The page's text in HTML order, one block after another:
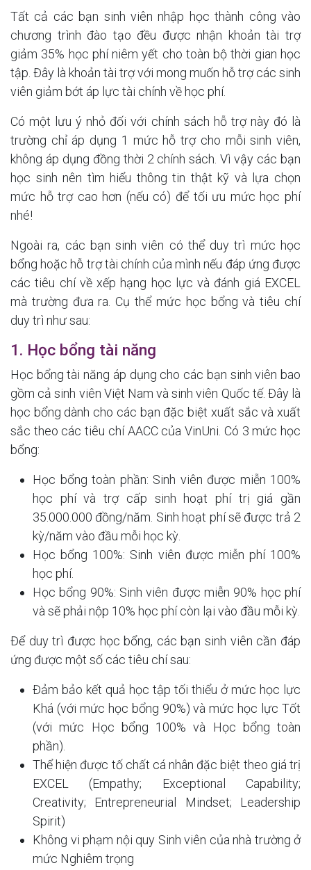
Tất cả các bạn sinh viên nhập học thành công vào
chương trình đào tạo đều được nhận khoản tài trợ
giảm 35% học phí niêm yết cho toàn bộ thời gian học
tập. Đây là khoản tài trợ với mong muốn hỗ trợ các sinh
viên giảm bớt áp lực tài chính về học phí.
Có một lưu ý nhỏ đối với chính sách hỗ trợ này đó là
trường chỉ áp dụng 1 mức hỗ trợ cho mỗi sinh viên,
không áp dụng đồng thời 2 chính sách. Vì vậy các bạn
học sinh nên tìm hiểu thông tin thật kỹ và lựa chọn
mức hỗ trợ cao hơn (nếu có) để tối ưu mức học phí
nhé!
Ngoài ra, các bạn sinh viên có thể duy trì mức học
bổng hoặc hỗ trợ tài chính của mình nếu đáp ứng được
các tiêu chí về xếp hạng học lực và đánh giá EXCEL
mà trường đưa ra. Cụ thể mức học bổng và tiêu chí
duy trì như sau:
1. Học bổng tài năng
Học bổng tài năng áp dụng cho các bạn sinh viên bao
gồm cả sinh viên Việt Nam và sinh viên Quốc tế. Đây là
học bổng dành cho các bạn đặc biệt xuất sắc và xuất
sắc theo các tiêu chí AACC của VinUni. Có 3 mức học
bổng:
Học bổng toàn phần: Sinh viên được miễn 100%
học phí và trợ cấp sinh hoạt phí trị giá gần
35.000.000 đồng/năm. Sinh hoạt phí sẽ được trả 2
kỳ/năm vào đầu mỗi học kỳ.
Học bổng 100%: Sinh viên được miễn phí 100%
học phí.
Học bổng 90%: Sinh viên được miễn 90% học phí
và sẽ phải nộp 10% học phí còn lại vào đầu mỗi kỳ.
Để duy trì được học bổng, các bạn sinh viên cần đáp
ứng được một số các tiêu chí sau:
Đảm bảo kết quả học tập tối thiểu ở mức học lực
Khá (với mức học bổng 90%) và mức học lực Tốt
(với mức Học bổng 100% và Học bổng toàn
phần).
Thể hiện được tố chất cá nhân đặc biệt theo giá trị
EXCEL (Empathy; Exceptional Capability;
Creativity; Entrepreneurial Mindset; Leadership
Spirit)
Không vi phạm nội quy Sinh viên của nhà trường ở
mức Nghiêm trọng